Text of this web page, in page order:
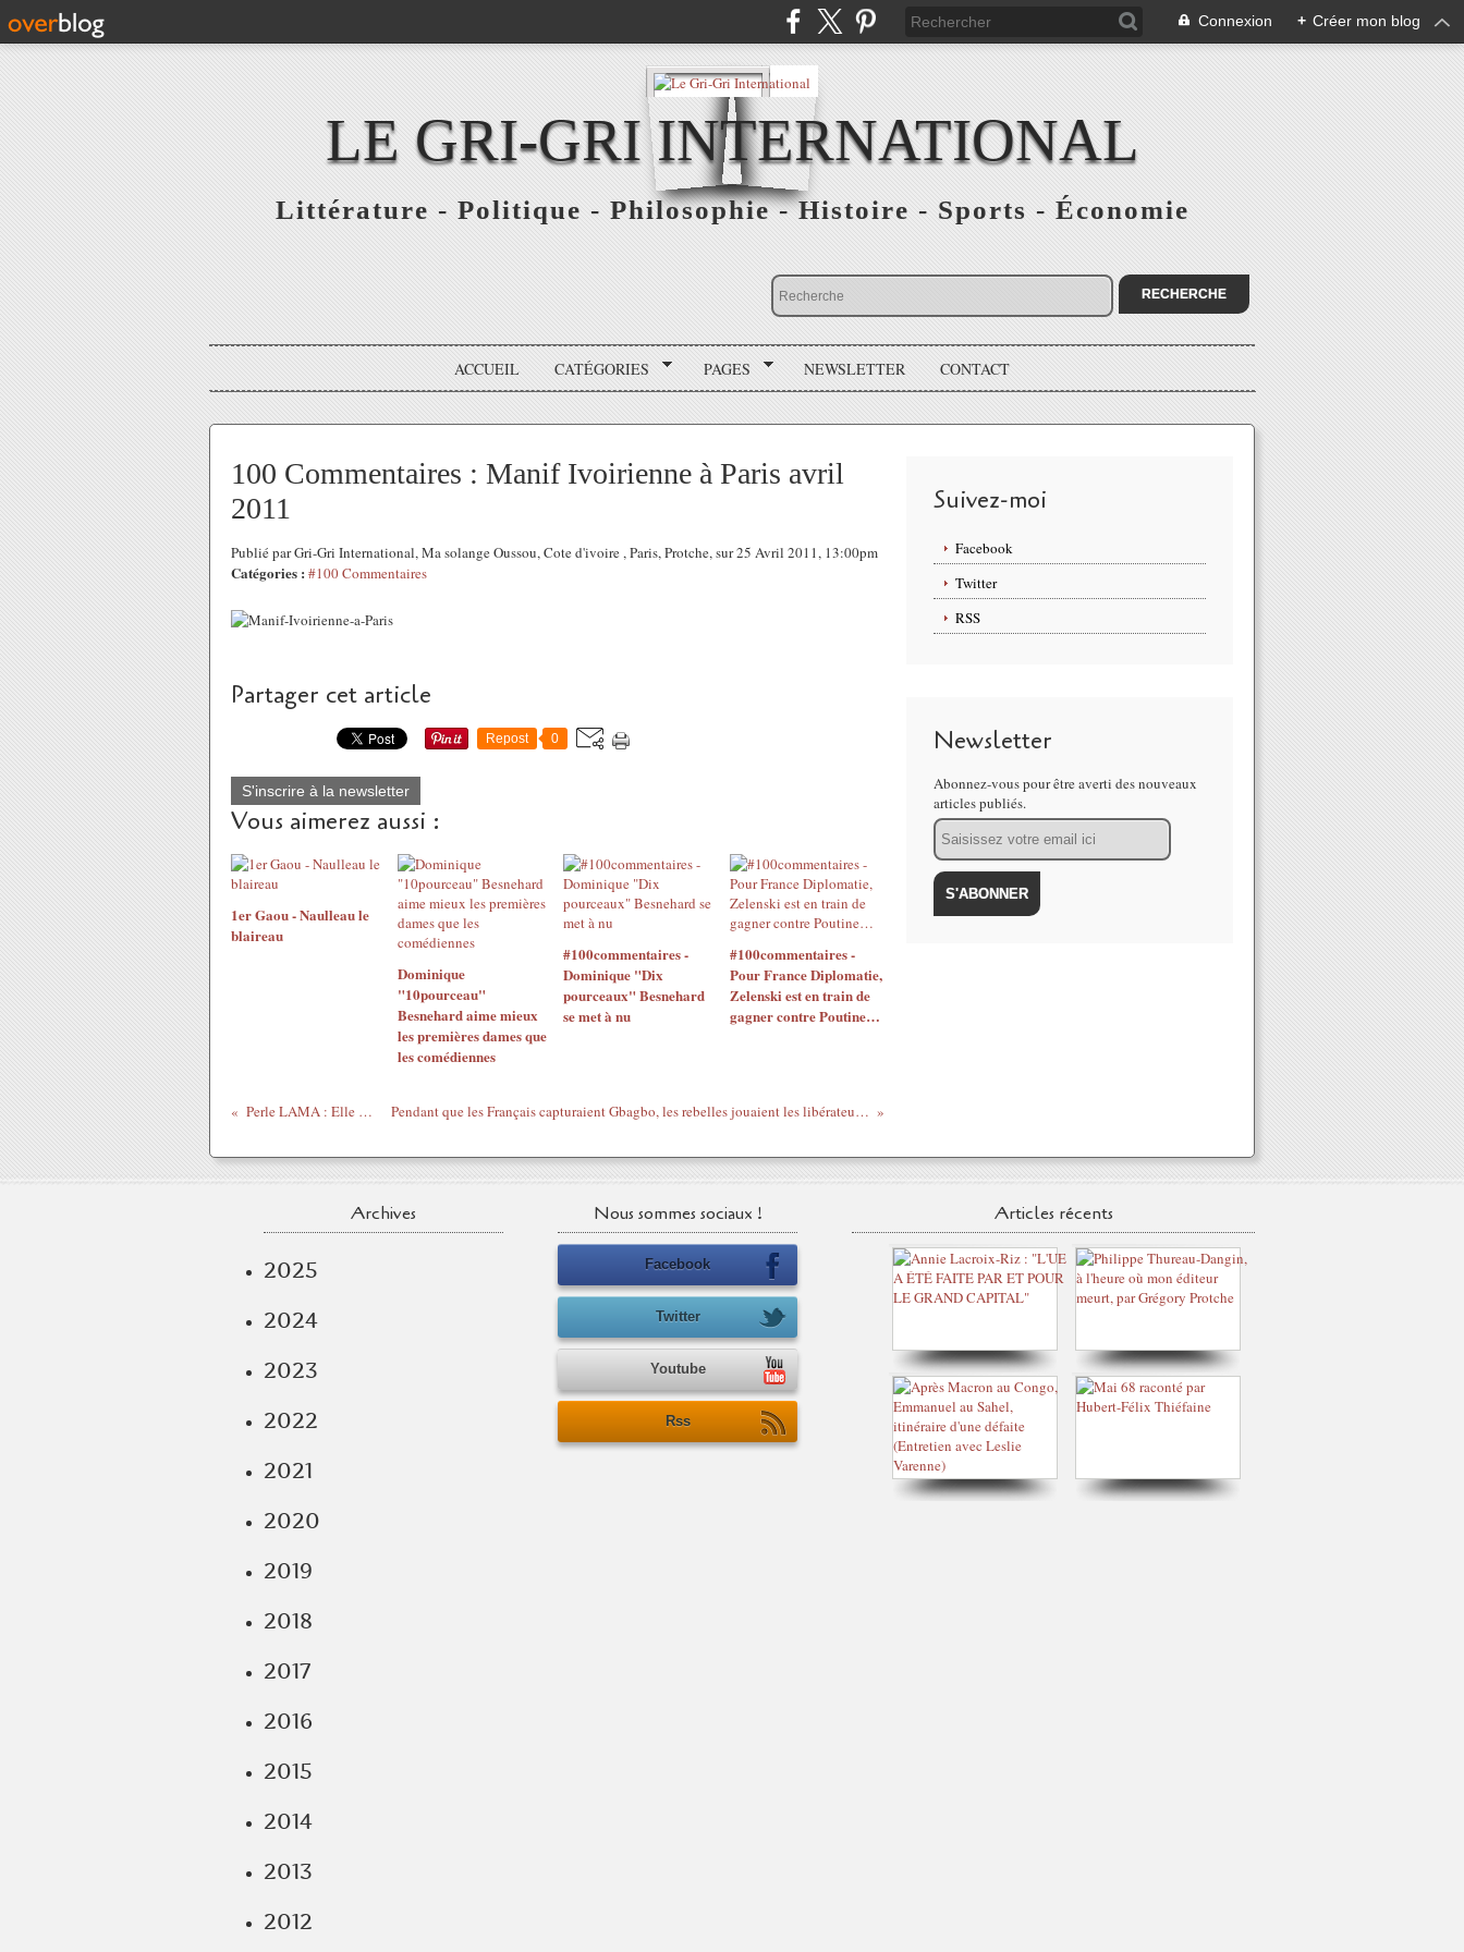
Connexion + Créer mon blog
LE GRI-GRI INTERNATIONAL
Littérature - Politique - Philosophie - Histoire - Sports - Économie
ACCUEIL CATÉGORIES PAGES NEWSLETTER CONTACT
100 Commentaires : Manif Ivoirienne à Paris avril
2011
Publié par Gri-Gri International, Ma solange Oussou, Cote d'ivoire , Paris, Protche, sur 25 Avril 2011, 13:00pm
Catégories : #100 Commentaires
Partager cet article
Repost 0
S'inscrire à la newsletter
Vous aimerez aussi :
1er Gaou - Naulleau le
blaireau
Dominique
"10pourceau"
Besnehard aime mieux
les premières dames que
les comédiennes
#100commentaires -
Dominique "Dix
pourceaux" Besnehard
se met à nu
#100commentaires -
Pour France Diplomatie,
Zelenski est en train de
gagner contre Poutine…
Perle LAMA : Elle et toi ... Pendant que les Français capturaient Gbagbo, les rebelles jouaient les libérateurs au Golf Hôtel !
Suivez-moi
Facebook
Twitter
RSS
Newsletter
Abonnez-vous pour être averti des nouveaux
articles publiés.
Email
Archives
2025
2024
2023
2022
2021
2020
2019
2018
2017
2016
2015
2014
2013
2012
Nous sommes sociaux !
Facebook
Twitter
Youtube
Rss
Articles récents